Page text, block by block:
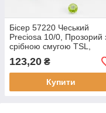
Бісер 57220 Чеський
Preciosa 10/0, Прозорий
срібною смугою TSL,
Зелений, Круглий, (50 г)
123,20 ₴
Купити